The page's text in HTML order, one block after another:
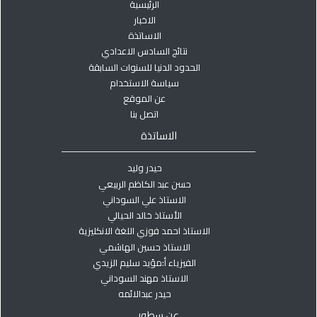
الرئيسية
الاخبار
الاساتذة
نتائج السادس الاعدادي
الحدود الدنيا للسنوات السابقة
سياسة الاستخدام
عن الموقع
اتصل بنا
الاساتذة
حيدر وليد
حسن عبد الكاظم الربيعي
الاستاذ علي السوداني
الأستاذ خالد الحيالي
الاستاذ احمد فوزي اللغة الانكليزية
الاستاذ حسين الهاشمي
الفيزياء أ:مؤيد سليم الزيدي
الاستاذ مهند السوداني
حيدر عبدالائمه